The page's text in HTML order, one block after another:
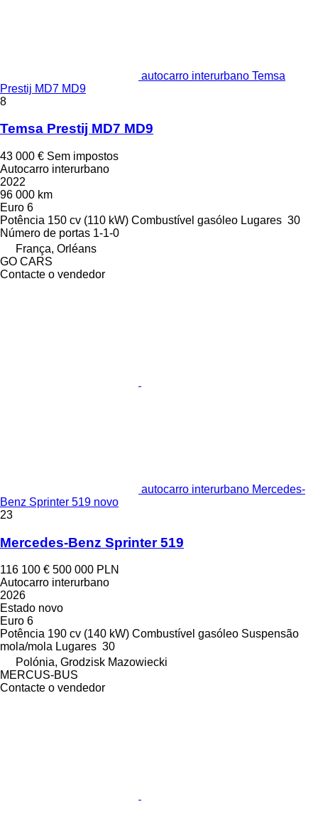
autocarro interurbano Temsa
Prestij MD7 MD9
8
Temsa Prestij MD7 MD9
43 000 € Sem impostos
Autocarro interurbano
2022
96 000 km
Euro 6
Potência 150 cv (110 kW) Combustível gasóleo Lugares 30
Número de portas 1-1-0
França, Orléans
GO CARS
Contacte o vendedor
autocarro interurbano Mercedes-
Benz Sprinter 519 novo
23
Mercedes-Benz Sprinter 519
116 100 € 500 000 PLN
Autocarro interurbano
2026
Estado novo
Euro 6
Potência 190 cv (140 kW) Combustível gasóleo Suspensão
mola/mola Lugares 30
Polónia, Grodzisk Mazowiecki
MERCUS-BUS
Contacte o vendedor